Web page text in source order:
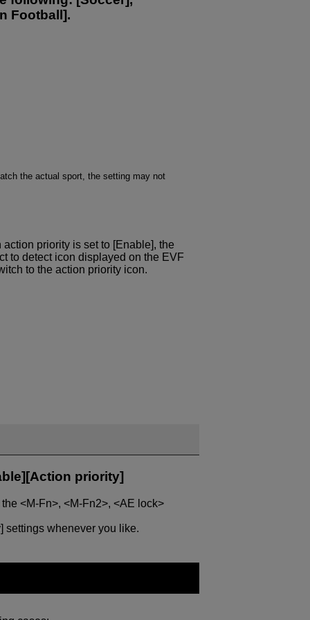
Football].
the actual sport, the setting may not
action priority is set to [Enable], the
to detect icon displayed on the EVF
to the action priority icon.
priority]
<M-Fn>, <M-Fn2>, <AE lock>
settings whenever you like.